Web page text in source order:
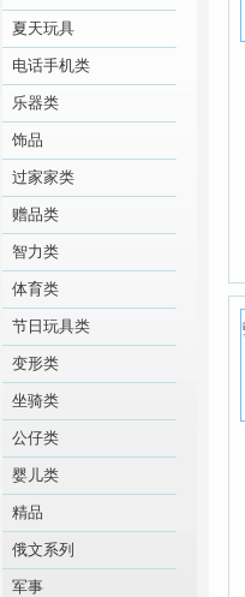
夏天玩具
电话手机类
乐器类
饰品
过家家类
赠品类
智力类
体育类
节日玩具类
变形类
坐骑类
公仔类
婴儿类
精品
俄文系列
军事